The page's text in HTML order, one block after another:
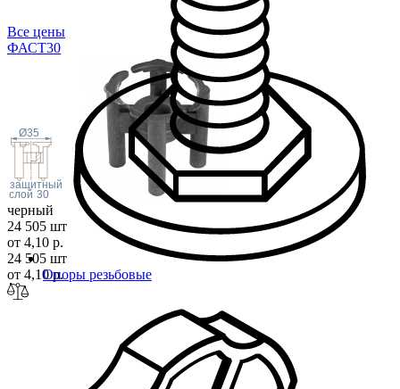
Опоры резьбовые
Все цены
ФАСТ30
Ø35
защитный
слой 30
черный
24 505 шт
от 4,10 р.
24 505 шт
от 4,10 р.